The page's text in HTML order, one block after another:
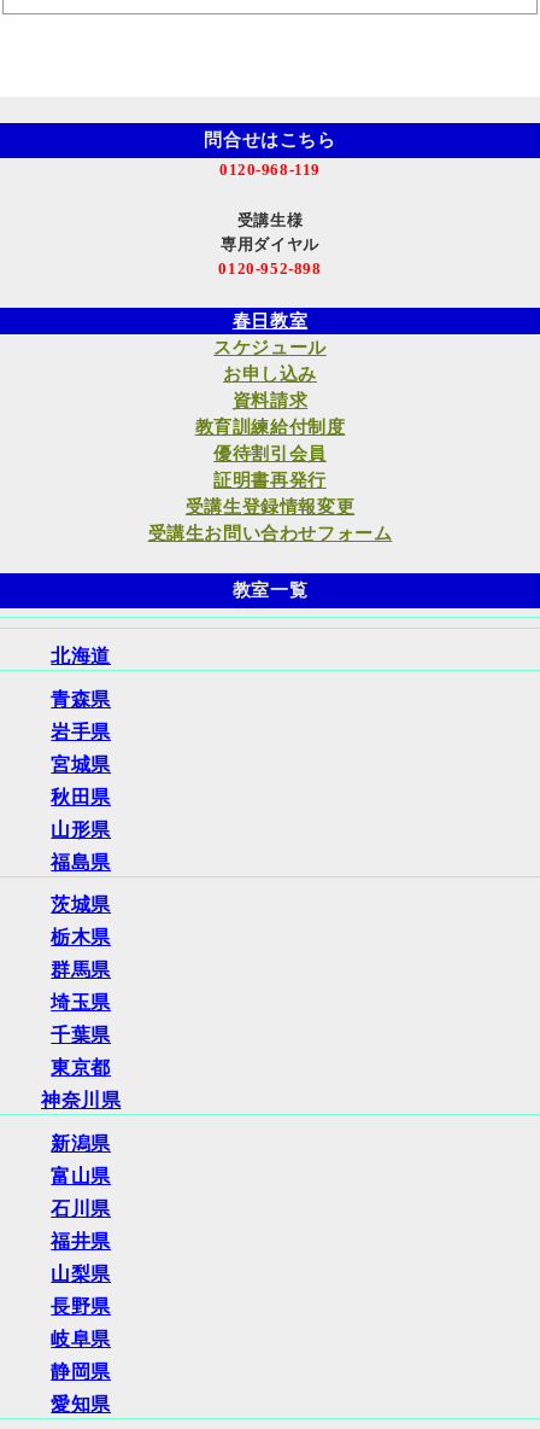
問合せはこちら
0120-968-119
受講生様
専用ダイヤル
0120-952-898
春日教室
スケジュール
お申し込み
資料請求
教育訓練給付制度
優待割引会員
証明書再発行
受講生登録情報変更
受講生お問い合わせフォーム
教室一覧
北海道
青森県
岩手県
宮城県
秋田県
山形県
福島県
茨城県
栃木県
群馬県
埼玉県
千葉県
東京都
神奈川県
新潟県
富山県
石川県
福井県
山梨県
長野県
岐阜県
静岡県
愛知県